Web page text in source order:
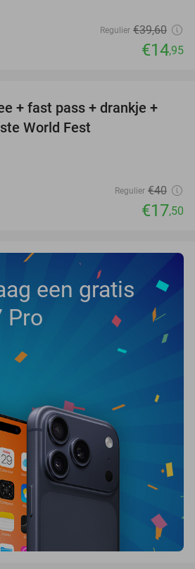
Regulier €39,60
€14,95
56%
+ fast pass + drankje +
World Fest
Regulier €40
€17,50
een gratis
Pro